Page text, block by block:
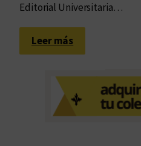
Editorial Universitaria…
Leer más:
¿
u
é